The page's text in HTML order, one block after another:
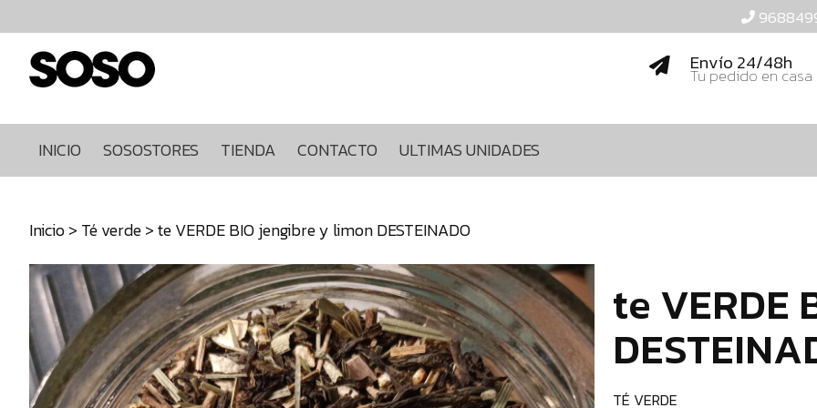
Envío 24/48h
Tu pedido en casa
INICIO SOSOSTORES TIENDA CONTACTO ULTIMAS UNIDADES
Inicio
Sosostores
Contacto
Ultimas
640271930
info@sosostores.com
Inicio> Té verde> te VERDE BIO jengibre y limon DESTEINADO
te VERDE
TÉ VERDE